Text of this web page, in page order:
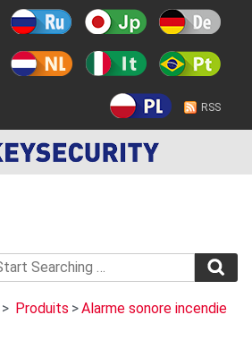
RSS
> Produits >Alarme sonore incendie